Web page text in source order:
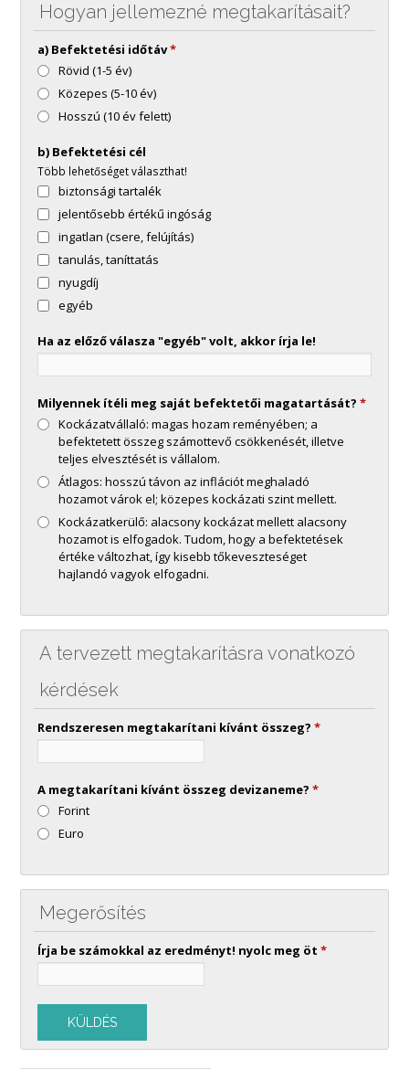
Hogyan jellemezné megtakarításait?
a) Befektetési időtáv*
Rövid (1-5 év)
Közepes (5-10 év)
Hosszú (10 év felett)
b) Befektetési cél
Több lehetőséget választhat!
biztonsági tartalék
jelentősebb értékű ingóság
ingatlan (csere, felújítás)
tanulás, taníttatás
nyugdíj
egyéb
Ha az előző válasza "egyéb" volt, akkor írja le!
Milyennek ítéli meg saját befektetői magatartását? *
Kockázatvállaló: magas hozam reményében; a
befektetett összeg számottevő csökkenését, illetve
teljes elvesztését is vállalom.
Átlagos: hosszú távon az inflációt meghaladó
hozamot várok el; közepes kockázati szint mellett.
Kockázatkerülő: alacsony kockázat mellett alacsony
hozamot is elfogadok. Tudom, hogy a befektetések
értéke változhat, így kisebb tőkeveszteséget
hajlandó vagyok elfogadni.
A tervezett megtakarításra vonatkozó
kérdések
Rendszeresen megtakarítani kívánt összeg? *
A megtakarítani kívánt összeg devizaneme? *
Forint
Euro
Megerősítés
Írja be számokkal az eredményt! nyolc meg öt *